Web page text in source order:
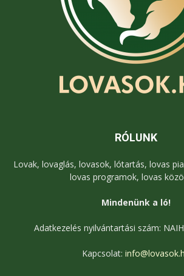
RÓLUNK
Lovak, lovaglás, lovasok, lótartás, lovas
lovas programok, lovas
Mindenünk a ló!
Adatkezelés nyilvántartási szám:
Kapcsolat: